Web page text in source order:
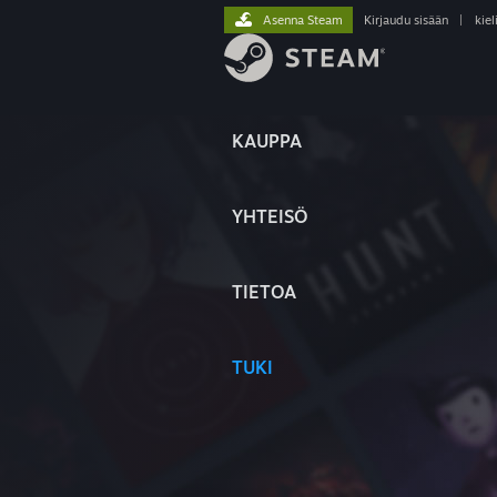
KAUPPA
YHTEISÖ
TIETOA
TUKI
Asenna Steam Kirjaudu sisään kieli